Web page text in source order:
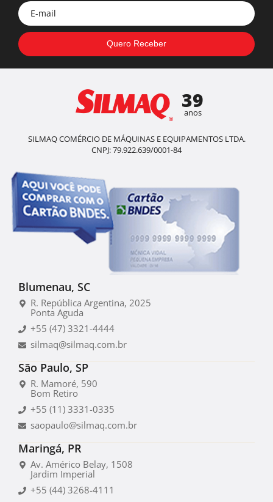
39
anos
SILMAQ COMÉRCIO DE MÁQUINAS E EQUIPAMENTOS LTDA.
CNPJ: 79.922.639/0001-84
Blumenau, SC
R. República Argentina, 2025
Ponta Aguda
+55 (47) 3321-4444
silmaq@silmaq.com.br
São Paulo, SP
R. Mamoré, 590
Bom Retiro
+55 (11) 3331-0335
saopaulo@silmaq.com.br
Maringá, PR
Av. Américo Belay, 1508
Jardim Imperial
+55 (44) 3268-4111